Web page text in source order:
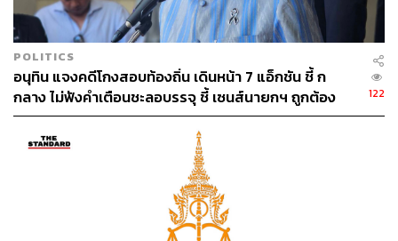
POLITICS
อนุทิน แจงคดีโกงสอบท้องถิ่น เดินหน้า 7 แอ็กชัน ชี้ ก
กลาง ไม่ฟังคำเตือนชะลอบรรจุ ชี้ เซนส์นายกฯ ถูกต้อง
122